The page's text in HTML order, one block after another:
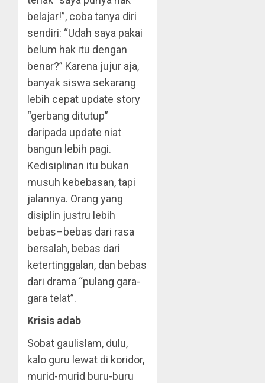
belajar!”, coba tanya diri
sendiri: “Udah saya pakai
belum hak itu dengan
benar?” Karena jujur aja,
banyak siswa sekarang
lebih cepat update story
“gerbang ditutup”
daripada update niat
bangun lebih pagi.
Kedisiplinan itu bukan
musuh kebebasan, tapi
jalannya. Orang yang
disiplin justru lebih
bebas–bebas dari rasa
bersalah, bebas dari
ketertinggalan, dan bebas
dari drama “pulang gara-
gara telat”.
Krisis adab
Sobat gaulislam, dulu,
kalo guru lewat di koridor,
murid-murid buru-buru